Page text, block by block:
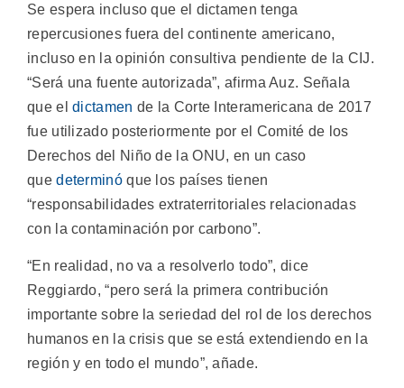
Se espera incluso que el dictamen tenga
repercusiones fuera del continente americano,
incluso en la opinión consultiva pendiente de la CIJ.
“Será una fuente autorizada”, afirma Auz. Señala
que eldictamen de la Corte Interamericana de 2017
fue utilizado posteriormente por el Comité de los
Derechos del Niño de la ONU, en un caso
quedeterminóque los países tienen
“responsabilidades extraterritoriales relacionadas
con la contaminación por carbono”.
“En realidad, no va a resolverlo todo”, dice
Reggiardo, “pero será la primera contribución
importante sobre la seriedad del rol de los derechos
humanos en la crisis que se está extendiendo en la
región y en todo el mundo”, añade.